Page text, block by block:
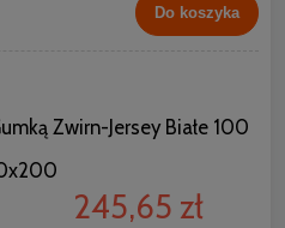
Do koszyka
Zwirn-Jersey Białe 100
245,65 zł